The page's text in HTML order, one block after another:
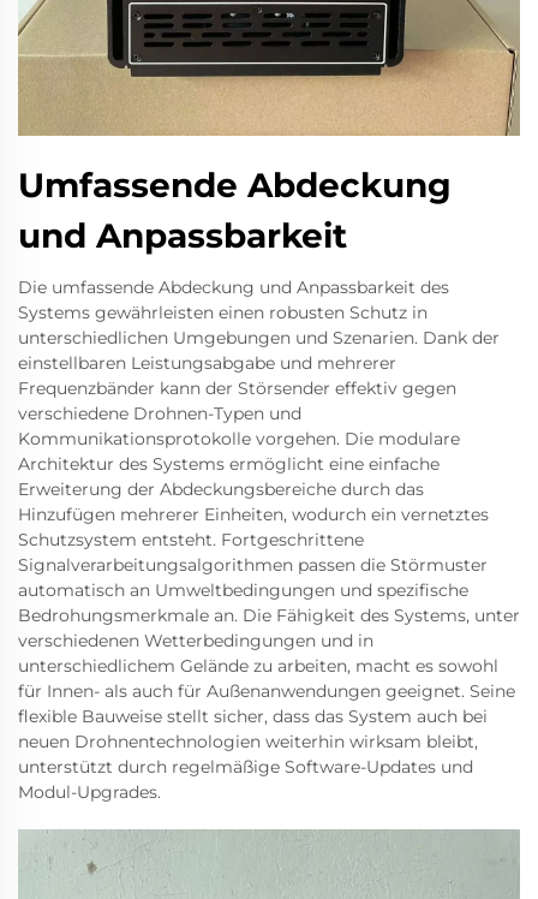
Umfassende Abdeckung
und Anpassbarkeit
Die umfassende Abdeckung und Anpassbarkeit des
Systems gewährleisten einen robusten Schutz in
unterschiedlichen Umgebungen und Szenarien. Dank der
einstellbaren Leistungsabgabe und mehrerer
Frequenzbänder kann der Störsender effektiv gegen
verschiedene Drohnen-Typen und
Kommunikationsprotokolle vorgehen. Die modulare
Architektur des Systems ermöglicht eine einfache
Erweiterung der Abdeckungsbereiche durch das
Hinzufügen mehrerer Einheiten, wodurch ein vernetztes
Schutzsystem entsteht. Fortgeschrittene
Signalverarbeitungsalgorithmen passen die Störmuster
automatisch an Umweltbedingungen und spezifische
Bedrohungsmerkmale an. Die Fähigkeit des Systems, unter
verschiedenen Wetterbedingungen und in
unterschiedlichem Gelände zu arbeiten, macht es sowohl
für Innen- als auch für Außenanwendungen geeignet. Seine
flexible Bauweise stellt sicher, dass das System auch bei
neuen Drohnentechnologien weiterhin wirksam bleibt,
unterstützt durch regelmäßige Software-Updates und
Modul-Upgrades.